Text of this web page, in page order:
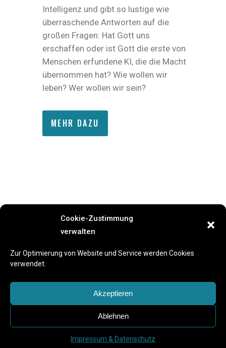
Cookie-Zustimmung
verwalten
Zur Optimierung von Website und Service werden Cookies
verwendet.
Akzeptieren
Ablehnen
Impressum & Datenschutz
Intelligenz und gibt so lustige wie
überraschende Antworten auf die
großen Fragen: Hat Gott uns
erschaffen oder ist Gott die erste von
Menschen erfundene KI, die die Macht
übernommen hat? Wie wollen wir
leben? Wer wollen wir sein?
MEHR DAZU